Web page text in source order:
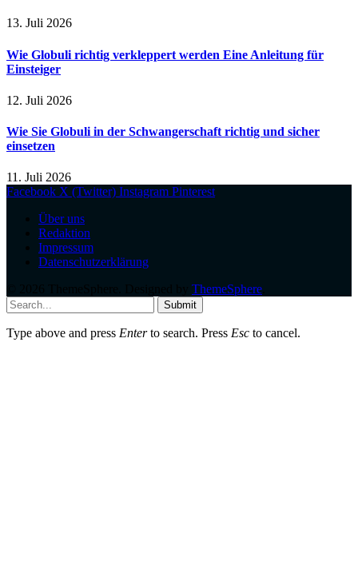
13. Juli 2026
Wie Globuli richtig verkleppert werden Eine Anleitung für
Einsteiger
12. Juli 2026
Wie Sie Globuli in der Schwangerschaft richtig und sicher
einsetzen
11. Juli 2026
Facebook X (Twitter) Instagram Pinterest
Über uns
Redaktion
Impressum
Datenschutzerklärung
ThemeSphere
Submit
Type above and press Enterto search. Press Esc to cancel.